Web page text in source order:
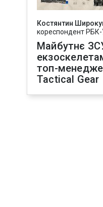
Костянтин
кореспондент РБК-
Майбутнє
топ-
Tactical Gear